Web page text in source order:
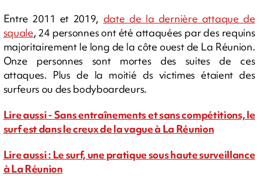
Entre 2011 et 2019, date de la dernière attaque de
squale, 24 personnes ont été attaquées par des requins
majoritairement le long de la côte ouest de La Réunion.
Onze personnes sont mortes des suites de ces
attaques. Plus de la moitié ds victimes étaient des
surfeurs ou des bodyboardeurs.
Lire aussi - Sans entraînements et sans compétitions, le
surf est dans le creux de la vague à La Réunion
Lire aussi : Le surf, une pratique sous haute surveillance
à La Réunion